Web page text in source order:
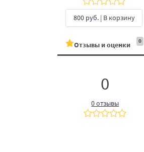
800 руб.| В корзину
Отзывы и оценки 0
0
0 отзывы